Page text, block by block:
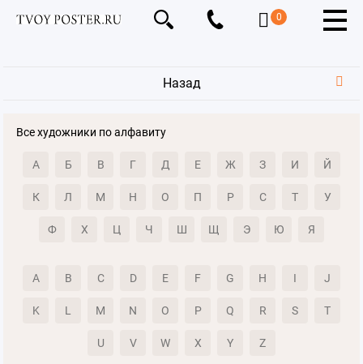
0
Назад
Все художники по алфавиту
А Б В Г Д Е Ж З И Й
К Л М Н О П Р С Т У
Ф Х Ц Ч Ш Щ Э Ю Я
A B C D E F G H I J
K L M N O P Q R S T
U V W X Y Z